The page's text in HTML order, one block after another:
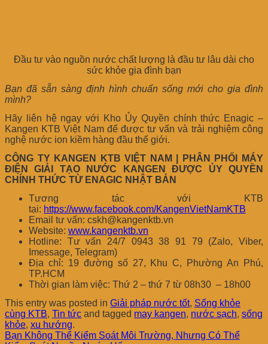
Đầu tư vào nguồn nước chất lượng là đầu tư lâu dài cho
sức khỏe gia đình bạn
Bạn đã sẵn sàng định hình chuẩn sống mới cho gia đình
mình?
Hãy liên hệ ngay với Kho Ủy Quyền chính thức Enagic –
Kangen KTB Việt Nam để được tư vấn và trải nghiệm công
nghệ nước ion kiềm hàng đầu thế giới.
CÔNG TY KANGEN KTB VIỆT NAM | PHÂN PHỐI MÁY
ĐIỆN GIẢI TẠO NƯỚC KANGEN ĐƯỢC ỦY QUYỀN
CHÍNH THỨC TỪ ENAGIC NHẬT BẢN
Tương tác với KTB
tại: https://www.facebook.com/KangenVietNamKTB
Email tư vấn: cskh@kangenktb.vn
Website: www.kangenktb.vn
Hotline: Tư vấn 24/7 0943 38 91 79 (Zalo, Viber,
Imessage, Telegram)
Địa chỉ: 19 đường số 27, Khu C, Phường An Phú,
TP.HCM
Thời gian làm việc: Thứ 2 – thứ 7 từ 08h30 – 18h00
This entry was posted in Giải pháp nước tốt, Sống khỏe
cùng KTB, Tin tức and tagged may kangen, nước sạch, sống
khỏe, xu hướng.
Bạn Không Thể Kiểm Soát Môi Trường, Nhưng Có Thể